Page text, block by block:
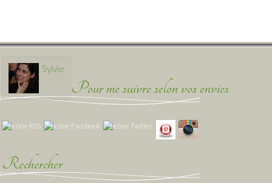
Sylvie
Pour me suivre selon vos envies
Rechercher